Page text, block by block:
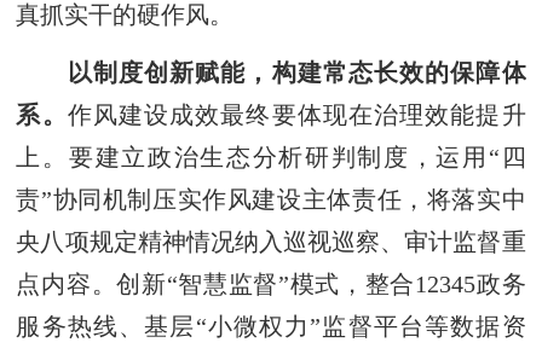
真抓实干的硬作风。
以制度创新赋能，构建常态长效的保障体
系。 作风建设成效最终要体现在治理效能提升
上。要建立政治生态分析研判制度，运用“四
责”协同机制压实作风建设主体责任，将落实中
央八项规定精神情况纳入巡视巡察、审计监督重
点内容。创新“智慧监督”模式，整合12345政务
服务热线、基层“小微权力”监督平台等数据资